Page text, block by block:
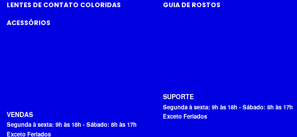
LENTES DE CONTATO COLORIDAS
ACESSÓRIOS
VENDAS
Segunda à sexta: 9h às 18h - Sábado: 8h às 17h
Exceto Feriados
GUIA DE ROSTOS
SUPORTE
Segunda à sexta: 9h às 18h - Sábado: 8h às 17h
Exceto Feriados